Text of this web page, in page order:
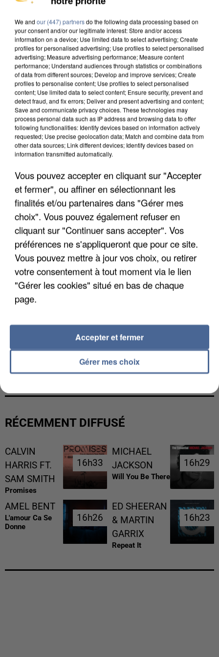
UNE TOURISTE DE L’OISE EMPORTÉE PAR UNE
COULÉE DE BOUE EN HAUTE-SAVOIE
LES DONNÉES DE 300 000 CLIENTS DÉROBÉES À
INTERMARCHÉ APRÈS UNE...
RÉCEMMENT DIFFUSÉ
CALVIN
HARRIS FT.
SAM SMITH
Promises
16h33
16h33
MICHAEL
JACKSON
Will You Be There
16h29
16h29
AMEL BENT
L'amour Ca Se
Donne
16h26
16h26
ED SHEERAN
& MARTIN
GARRIX
Repeat It
16h23
16h23
We and our (447) partnersdo the following data processing based on
your consent and/or our legitimate interest: Store and/or access
information on a device; Use limited data to select advertising; Create
profiles for personalised advertising; Use profiles to select personalised
advertising; Measure advertising performance; Measure content
performance; Understand audiences through statistics or combinations
of data from different sources; Develop and improve services; Create
profiles to personalise content; Use profiles to select personalised
content; Use limited data to select content; Ensure security, prevent and
detect fraud, and fix errors; Deliver and present advertising and content;
Save and communicate privacy choices. These technologies may
process personal data such as IP address and browsing data to offer
following functionalities: Identify devices based on information actively
requested; Use precise geolocation data; Match and combine data from
other data sources; Link different devices; Identify devices based on
information transmitted automatically.
Vous pouvez accepter en cliquant sur "Accepter
et fermer", ou affiner en sélectionnant les
finalités et/ou partenaires dans "Gérer mes
choix". Vous pouvez également refuser en
cliquant sur "Continuer sans accepter". Vos
préférences ne s'appliqueront que pour ce site.
Vous pouvez mettre à jour vos choix, ou retirer
votre consentement à tout moment via le lien
"Gérer les cookies" situé en bas de chaque
page.
Gérer mes choix
Accepter et fermer